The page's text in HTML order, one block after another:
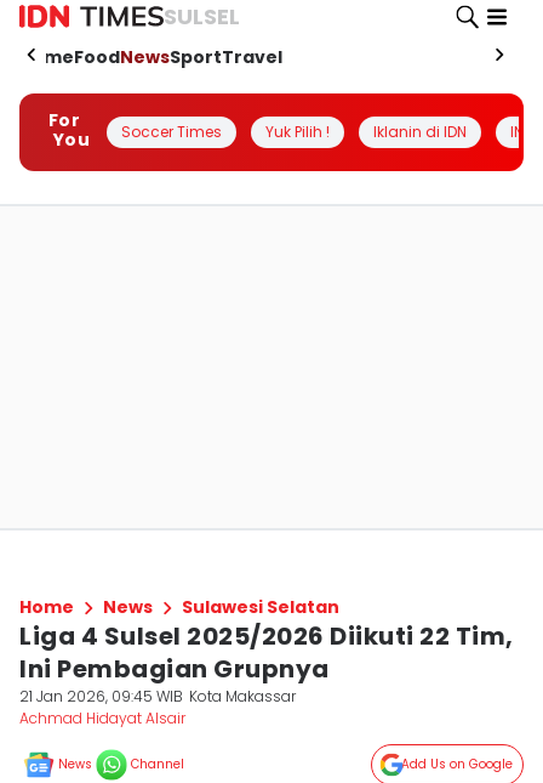
SULSEL
HomeFoodNewsSportTravel
For
You
Soccer Times Yuk Pilih ! Iklanin di IDN
Home News Sulawesi Selatan
Liga 4 Sulsel 2025/2026 Diikuti 22 Tim,
Ini Pembagian Grupnya
21 Jan 2026, 09:45 WIB Kota Makassar
Achmad Hidayat Alsair
News Channel Add Us on Google